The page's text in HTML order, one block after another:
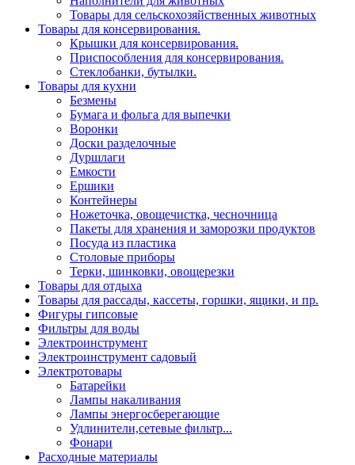
Товары для сельскохозяйственных животных
Товары для консервирования.
Крышки для консервирования.
Приспособления для консервирования.
Стеклобанки, бутылки.
Товары для кухни
Безмены
Бумага и фольга для выпечки
Воронки
Доски разделочные
Дуршлаги
Емкости
Ершики
Контейнеры
Ножеточка, овощечистка, чесночница
Пакеты для хранения и заморозки продуктов
Посуда из пластика
Столовые приборы
Терки, шинковки, овощерезки
Товары для отдыха
Товары для рассады, кассеты, горшки, ящики, и пр.
Фигуры гипсовые
Фильтры для воды
Электроинструмент
Электроинструмент садовый
Электротовары
Батарейки
Лампы накаливания
Лампы энергосберегающие
Удлинители,сетевые фильтр...
Фонари
Расходные материалы